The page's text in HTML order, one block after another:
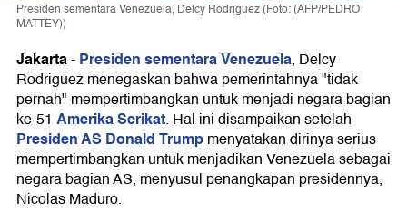
Presiden sementara Venezuela, Delcy Rodriguez (Foto: (AFP/PEDRO
MATTEY))
Jakarta-Presiden sementara Venezuela, Delcy
Rodriguez menegaskan bahwa pemerintahnya "tidak
pernah" mempertimbangkan untuk menjadi negara bagian
ke-51 Amerika Serikat. Hal ini disampaikan setelah
Presiden AS Donald Trumpmenyatakan dirinya serius
mempertimbangkan untuk menjadikan Venezuela sebagai
negara bagian AS, menyusul penangkapan presidennya,
Nicolas Maduro.